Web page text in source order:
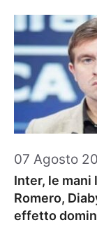
07 Agosto
Inter, le mani
Romero,
effetto